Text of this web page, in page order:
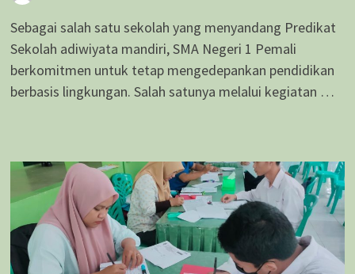
Sebagai salah satu sekolah yang menyandang Predikat
Sekolah adiwiyata mandiri, SMA Negeri 1 Pemali
berkomitmen untuk tetap mengedepankan pendidikan
berbasis lingkungan. Salah satunya melalui kegiatan …